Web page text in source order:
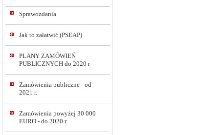
Sprawozdania
Jak to załatwić (PSEAP)
PLANY ZAMÓWIEŃ
PUBLICZNYCH do 2020 r
Zamówienia publiczne - od
2021 r.
Zamówienia powyżej 30 000
EURO - do 2020 r.